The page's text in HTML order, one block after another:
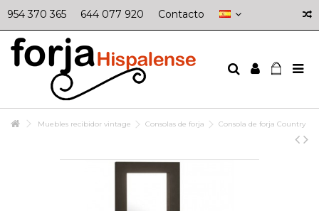
954 370 365 644 077 920 Contacto
Muebles recibidor vintage Consolas de forja Consola de forja Country